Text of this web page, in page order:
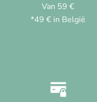
Van 59 €
*49 € in België